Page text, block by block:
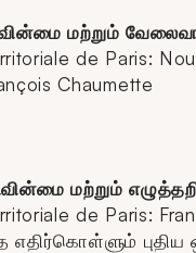
மற்றும்
de Paris:
Chaumette
மற்றும்
de Paris:
புதிய